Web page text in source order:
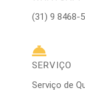
(31) 9 8468-
SERVIÇO
Serviço de